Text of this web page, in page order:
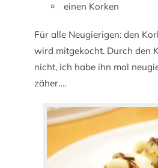
einen Korken
Für alle Neugierigen: den
wird mitgekocht. Durch den
nicht, ich habe ihn mal
zäher….